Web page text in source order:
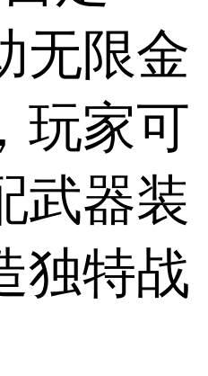
无限金
玩家可
武器装
独特战